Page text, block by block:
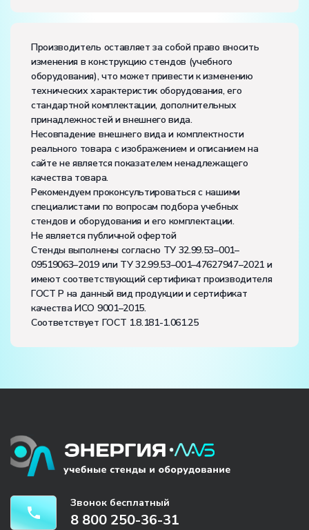
Производитель оставляет за собой право вносить
изменения в конструкцию стендов (учебного
оборудования), что может привести к изменению
технических характеристик оборудования, его
стандартной комплектации, дополнительных
принадлежностей и внешнего вида.
Несовпадение внешнего вида и комплектности
реального товара с изображением и описанием на
сайте не является показателем ненадлежащего
качества товара.
Рекомендуем проконсультироваться с нашими
специалистами по вопросам подбора учебных
стендов и оборудования и его комплектации.
Не является публичной офертой
Стенды выполнены согласно ТУ 32.99.53–001–
09519063–2019 или ТУ 32.99.53–001–47627947–2021 и
имеют соответствующий сертификат производителя
ГОСТ Р на данный вид продукции и сертификат
качества ИСО 9001–2015.
Соответствует ГОСТ 1.8.181-1.061.25
Звонок бесплатный
8 800 250-36-31